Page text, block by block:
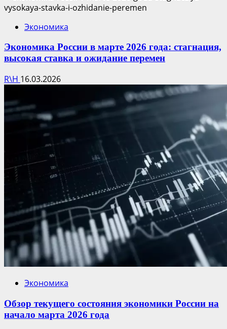
Экономика
Экономика России в марте 2026 года: стагнация,
высокая ставка и ожидание перемен
R\H 16.03.2026
Экономика
Обзор текущего состояния экономики России на
начало марта 2026 года